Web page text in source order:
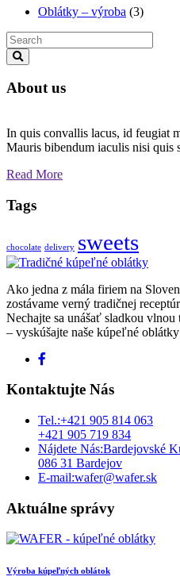
Oblátky – výroba (3)
About us
In quis convallis lacus, id feugiat
Mauris bibendum iaculis nisi quis
Read More
Tags
chocolate delivery sweets
Ako jedna z mála firiem na
zostávame verný tradičnej
Nechajte sa unášať sladkou vlnou
– vyskúšajte naše kúpeľné
Kontaktujte Nás
Tel.:+421 905 814 063
+421 905 719 834
Nájdete Nás:Bardejovské
086 31 Bardejov
E-mail:wafer@wafer.sk
Aktuálne správy
Výroba kúpeľných oblátok